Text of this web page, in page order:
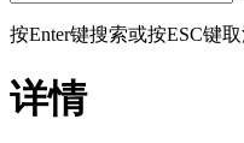
按Enter键搜索或按ESC键
详情